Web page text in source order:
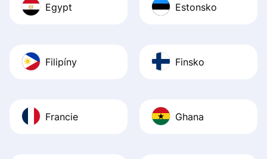
Egypt Estonsko
Filipíny Finsko
Francie Ghana